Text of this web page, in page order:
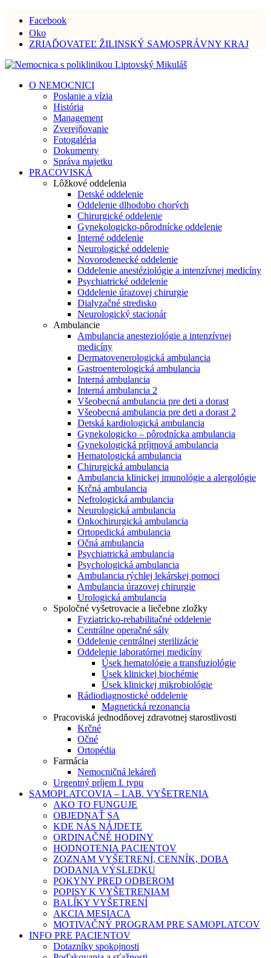
Facebook
Oko
ZRIAĎOVATEĽ ŽILINSKÝ SAMOSPRÁVNY KRAJ
O NEMOCNICI
Poslanie a vízia
História
Management
Zverejňovanie
Fotogaléria
Dokumenty
Správa majetku
PRACOVISKÁ
Lôžkové oddelenia
Detské oddelenie
Oddelenie dlhodobo chorých
Chirurgické oddelenie
Gynekologicko-pôrodnícke oddelenie
Interné oddelenie
Neurologické oddelenie
Novorodenecké oddelenie
Oddelenie anestéziológie a intenzívnej medicíny
Psychiatrické oddelenie
Oddelenie úrazovej chirurgie
Dialyzačné stredisko
Neurologický stacionár
Ambulancie
Ambulancia anesteziológie a intenzívnej
medicíny
Dermatovenerologická ambulancia
Gastroenterologická ambulancia
Interná ambulancia
Interná ambulancia 2
Všeobecná ambulancia pre deti a dorast
Všeobecná ambulancia pre deti a dorast 2
Detská kardiologická ambulancia
Gynekologicko – pôrodnícka ambulancia
Gynekologická príjmová ambulancia
Hematologická ambulancia
Chirurgická ambulancia
Ambulancia klinickej imunológie a alergológie
Krčná ambulancia
Nefrologická ambulancia
Neurologická ambulancia
Onkochirurgická ambulancia
Ortopedická ambulancia
Očná ambulancia
Psychiatrická ambulancia
Psychologická ambulancia
Ambulancia rýchlej lekárskej pomoci
Ambulancia úrazovej chirurgie
Urologická ambulancia
Spoločné vyšetrovacie a liečebne zložky
Fyziatricko-rehabilitačné oddelenie
Centrálne operačné sály
Oddelenie centrálnej sterilizácie
Oddelenie laboratórnej medicíny
Úsek hematológie a transfuziológie
Úsek klinickej biochémie
Úsek klinickej mikrobiológie
Rádiodiagnostické oddelenie
Magnetická rezonancia
Pracoviská jednodňovej zdravotnej starostlivosti
Krčné
Očné
Ortopédia
Farmácia
Nemocničná lekáreň
Urgentný príjem I. typu
SAMOPLATCOVIA – LAB. VYŠETRENIA
AKO TO FUNGUJE
OBJEDNAŤ SA
KDE NÁS NÁJDETE
ORDINAČNÉ HODINY
HODNOTENIA PACIENTOV
ZOZNAM VYŠETRENÍ, CENNÍK, DOBA
DODANIA VÝSLEDKU
POKYNY PRED ODBEROM
POPISY K VYŠETRENIAM
BALÍKY VYŠETRENÍ
AKCIA MESIACA
MOTIVAČNÝ PROGRAM PRE SAMOPLATCOV
INFO PRE PACIENTOV
Dotazníky spokojnosti